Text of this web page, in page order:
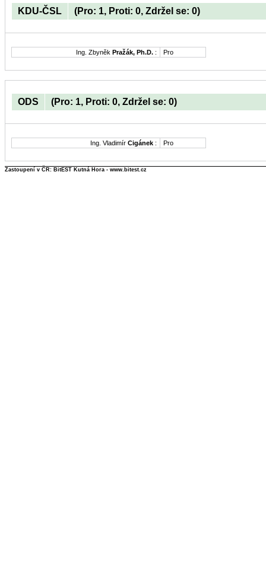
KDU-ČSL (Pro: 1, Proti: 0, Zdržel se: 0)
Ing. Zbyněk Pražák, Ph.D. : Pro
ODS (Pro: 1, Proti: 0, Zdržel se: 0)
Ing. Vladimír Cigánek : Pro
Zastoupení v ČR: BitEST Kutná Hora - www.bitest.cz